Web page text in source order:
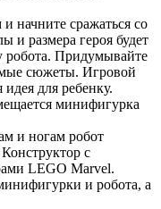
начните сражаться со
и размера героя будет
робота. Придумывайте
сюжеты. Игровой
для ребенку.
минифигурка
и ногам робот
с
LEGO Marvel.
и робота, а